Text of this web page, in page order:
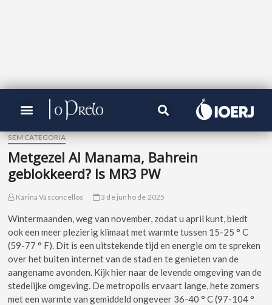
SEM CATEGORIA
Metgezel Al Manama, Bahrein
geblokkeerd? Is MR3 PW
Karina Vasconcellos 3 de junho de 2025
Wintermaanden, weg van november, zodat u april kunt, biedt
ook een meer plezierig klimaat met warmte tussen 15-25 ° C
(59-77 ° F). Dit is een uitstekende tijd en energie om te spreken
over het buiten internet van de stad en te genieten van de
aangename avonden. Kijk hier naar de levende omgeving van de
stedelijke omgeving. De metropolis ervaart lange, hete zomers
met een warmte van gemiddeld ongeveer 36-40 ° C (97-104 °